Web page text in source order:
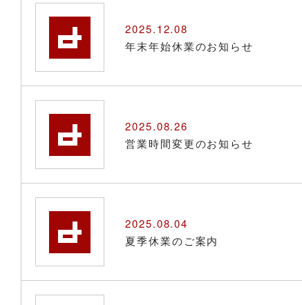
2025.12.08
年末年始休業のお知らせ
2025.08.26
営業時間変更のお知らせ
2025.08.04
夏季休業のご案内